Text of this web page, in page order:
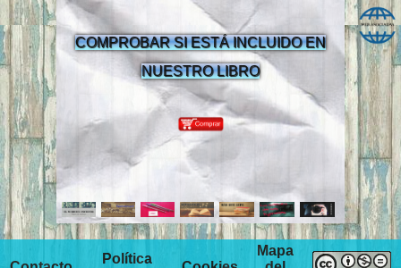
COMPROBAR SI ESTÁ INCLUIDO EN
NUESTRO LIBRO
Política
Mapa